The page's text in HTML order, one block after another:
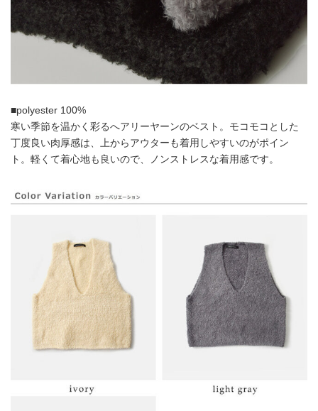
■polyester 100%
寒い季節を温かく彩るへアリーヤーンのベスト。モコモコとした
丁度良い肉厚感は、上からアウターも着用しやすいのがポイン
ト。軽くて着心地も良いので、ノンストレスな着用感です。